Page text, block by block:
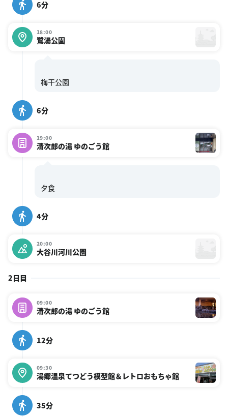
6分
18:00
鷺湯公園
6分
19:00
清次郎の湯 ゆのごう館
4分
20:00
大谷川河川公園
2日目
09:00
清次郎の湯 ゆのごう館
12分
09:30
湯郷温泉てつどう模型館＆レトロおもちゃ館
35分